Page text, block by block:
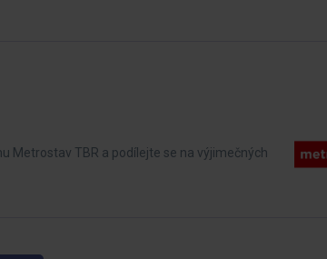
Metrostav TBR a podílejte se na výjimečných